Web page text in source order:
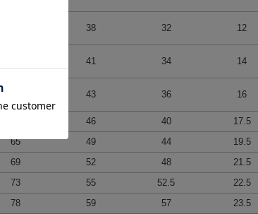
38 32 12
41 34 14
43 36 16
46 40 17.5
65 49 44 19.5
69 52 48 21.5
73 55 52.5 22.5
78 59 57 23.5